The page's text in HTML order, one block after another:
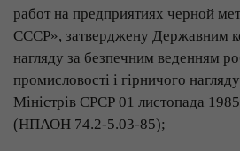
работ на предприятиях черной
СССР», затверджену Державним
нагляду за безпечним веденням
промисловості і гірничого
Міністрів СРСР 01 листопада
(НПАОН 74.2-5.03-85);